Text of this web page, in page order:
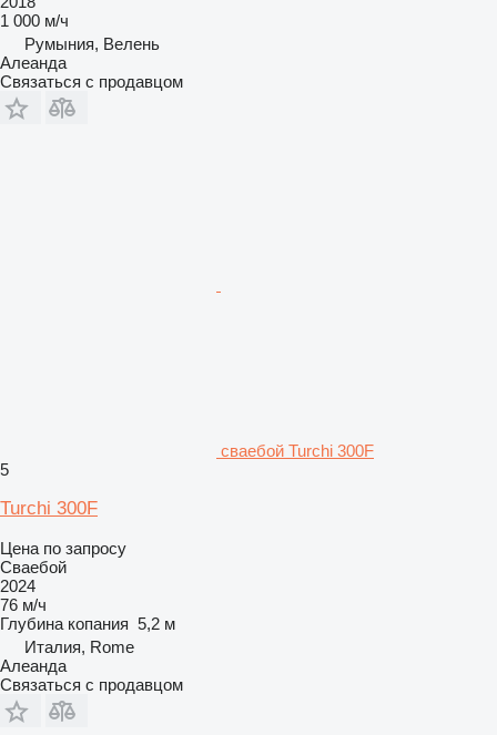
1 000 м/ч
Румыния, Велень
Алеанда
Связаться с продавцом
сваебой Turchi 300F
5
Turchi 300F
Цена по запросу
Сваебой
2024
76 м/ч
Глубина копания 5,2 м
Италия, Rome
Алеанда
Связаться с продавцом